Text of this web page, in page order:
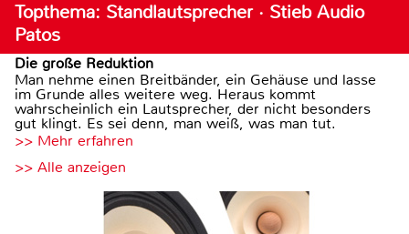
Topthema: Standlautsprecher · Stieb Audio
Patos
Die große Reduktion
Man nehme einen Breitbänder, ein Gehäuse und lasse
im Grunde alles weitere weg. Heraus kommt
wahrscheinlich ein Lautsprecher, der nicht besonders
gut klingt. Es sei denn, man weiß, was man tut.
>> Mehr erfahren
>> Alle anzeigen